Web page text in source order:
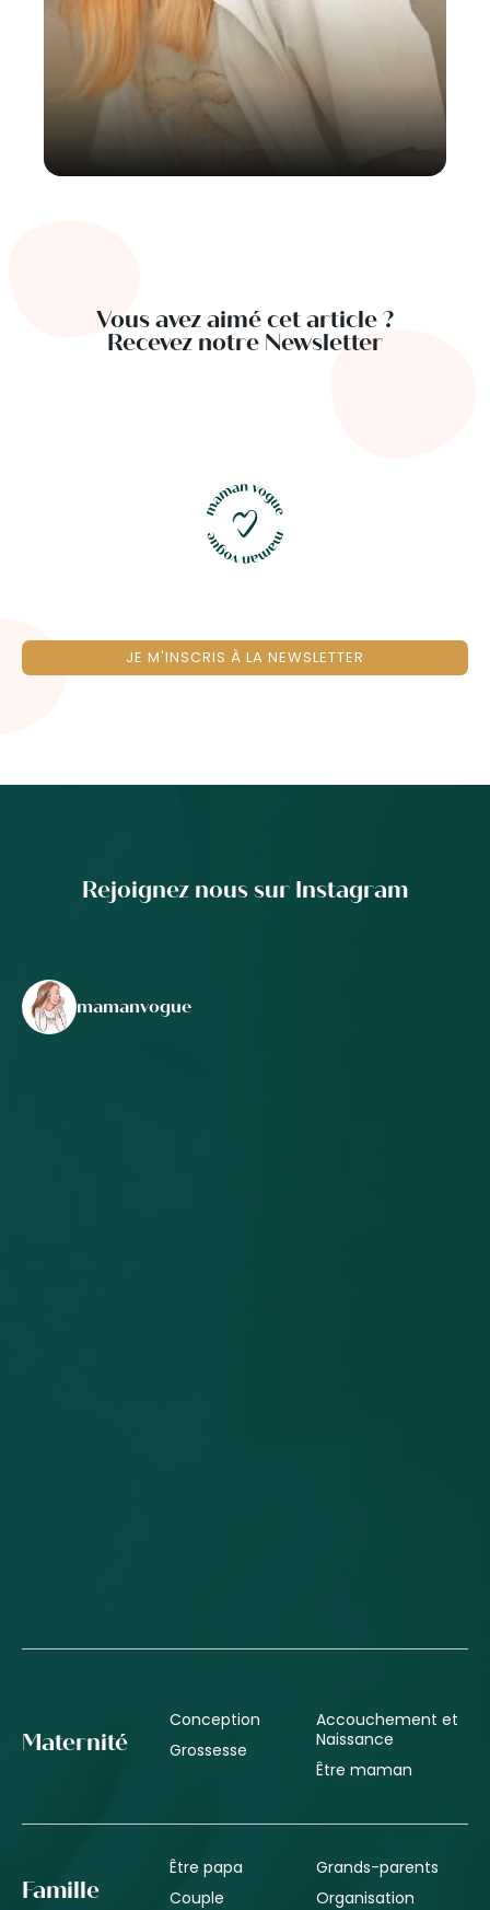
Vous avez aimé cet article ?
Recevez notre Newsletter
JE M'INSCRIS À LA NEWSLETTER
Rejoignez nous sur Instagram
mamanvogue
Maternité
Conception
Grossesse
Accouchement et
Naissance
Être maman
Famille
Être papa
Couple
Grands-parents
Organisation